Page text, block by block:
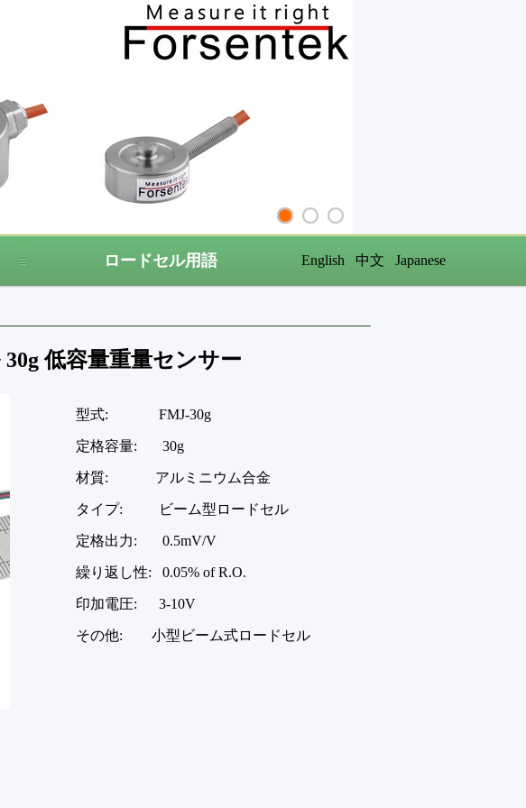
ロードセル用語 English 中文 Japanese
低容量重量センサー
型式: FMJ-30g
定格容量: 30g
材質: アルミニウム合金
タイプ: ビーム型ロードセル
定格出力: 0.5mV/V
繰り返し性: 0.05% of R.O.
印加電圧: 3-10V
その他: 小型ビーム式ロードセル